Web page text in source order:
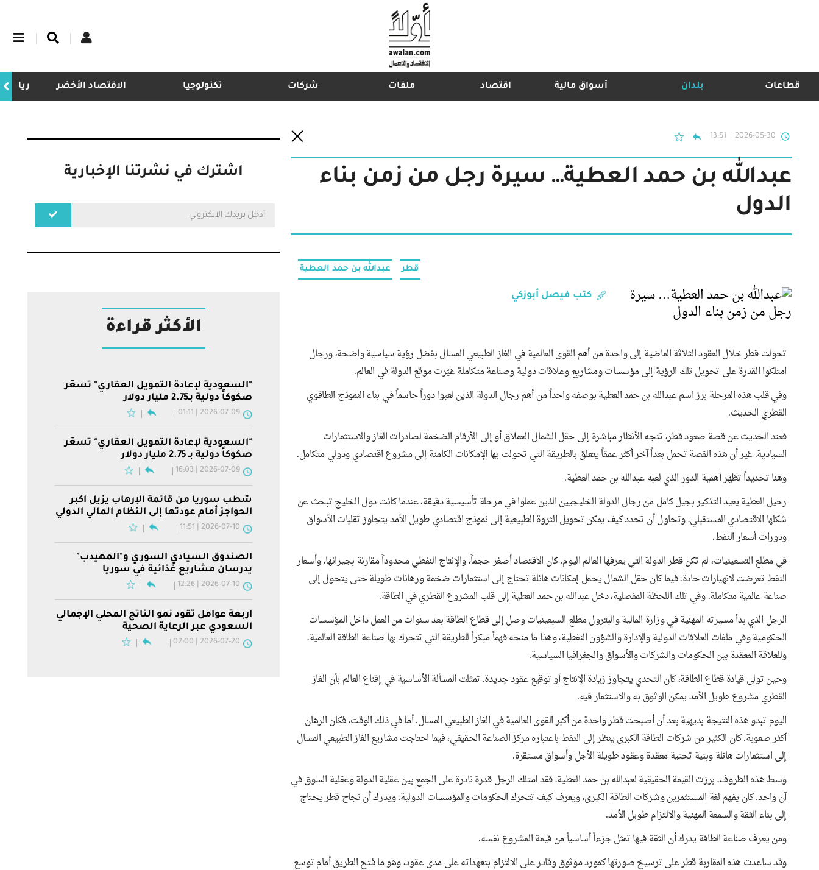
قطاعات بلدان أسواق مالية اقتصاد ملفات شركات تكنولوجيا الاقتصاد الأخضر ريادة
2026-05-30
13:51
عبدالله بن حمد العطية… سيرة رجل من زمن بناء
الدول
قطر عبدالله بن حمد العطية
كتب فيصل أبوزكي
تحولت قطر خلال العقود الثلاثة الماضية إلى واحدة من أهم القوى العالمية في الغاز الطبيعي المسال بفضل رؤية سياسية واضحة، ورجال
امتلكوا القدرة على تحويل تلك الرؤية إلى مؤسسات ومشاريع وعلاقات دولية وصناعة متكاملة غيّرت موقع الدولة في العالم.
وفي قلب هذه المرحلة برز اسم عبدالله بن حمد العطية بوصفه واحداً من أهم رجال الدولة الذين لعبوا دوراً حاسماً في بناء النموذج الطاقوي
القطري الحديث.
فعند الحديث عن قصة صعود قطر، تتجه الأنظار مباشرة إلى حقل الشمال العملاق أو إلى الأرقام الضخمة لصادرات الغاز والاستثمارات
السيادية. غير أن هذه القصة تحمل بعداً آخر أكثر عمقاً يتعلق بالطريقة التي تحولت بها الإمكانات الكامنة إلى مشروع اقتصادي ودولي متكامل.
وهنا تحديداً تظهر أهمية الدور الذي لعبه عبدالله بن حمد العطية.
رحيل العطية يعيد التذكير بجيل كامل من رجال الدولة الخليجيين الذين عملوا في مرحلة تأسيسية دقيقة، عندما كانت دول الخليج تبحث عن
شكلها الاقتصادي المستقبلي، وتحاول أن تحدد كيف يمكن تحويل الثروة الطبيعية إلى نموذج اقتصادي طويل الأمد يتجاوز تقلبات الأسواق
ودورات أسعار النفط.
في مطلع التسعينيات، لم تكن قطر الدولة التي يعرفها العالم اليوم. كان الاقتصاد أصغر حجماً، والإنتاج النفطي محدوداً مقارنة بجيرانها، وأسعار
النفط تعرضت لانهيارات حادة، فيما كان حقل الشمال يحمل إمكانات هائلة تحتاج إلى استثمارات ضخمة ورهانات طويلة حتى يتحول إلى
صناعة عالمية متكاملة. وفي تلك اللحظة المفصلية، دخل عبدالله بن حمد العطية إلى قلب المشروع القطري في الطاقة.
الرجل الذي بدأ مسيرته المهنية في وزارة المالية والبترول مطلع السبعينيات وصل إلى قطاع الطاقة بعد سنوات من العمل داخل المؤسسات
الحكومية وفي ملفات العلاقات الدولية والإدارة والشؤون النفطية، وهذا ما منحه فهماً مبكراً للطريقة التي تتحرك بها صناعة الطاقة العالمية،
وللعلاقة المعقدة بين الحكومات والشركات والأسواق والجغرافيا السياسية.
وحين تولى قيادة قطاع الطاقة، كان التحدي يتجاوز زيادة الإنتاج أو توقيع عقود جديدة. تمثلت المسألة الأساسية في إقناع العالم بأن الغاز
القطري مشروع طويل الأمد يمكن الوثوق به والاستثمار فيه.
اليوم تبدو هذه النتيجة بديهية بعد أن أصبحت قطر واحدة من أكبر القوى العالمية في الغاز الطبيعي المسال. أما في ذلك الوقت، فكان الرهان
أكثر صعوبة. كان الكثير من شركات الطاقة الكبرى ينظر إلى النفط باعتباره مركز الصناعة الحقيقي، فيما احتاجت مشاريع الغاز الطبيعي المسال
إلى استثمارات هائلة وبنية تحتية معقدة وعقود طويلة الأجل وأسواق مستقرة.
وسط هذه الظروف، برزت القيمة الحقيقية لعبدالله بن حمد العطية، فقد امتلك الرجل قدرة نادرة على الجمع بين عقلية الدولة وعقلية السوق في
آن واحد. كان يفهم لغة المستثمرين وشركات الطاقة الكبرى، ويعرف كيف تتحرك الحكومات والمؤسسات الدولية، ويدرك أن نجاح قطر يحتاج
إلى بناء الثقة والسمعة المهنية والالتزام طويل الأمد.
ومن يعرف صناعة الطاقة يدرك أن الثقة فيها تمثل جزءاً أساسياً من قيمة المشروع نفسه.
وقد ساعدت هذه المقاربة قطر على ترسيخ صورتها كمورد موثوق وقادر على الالتزام بتعهداته على مدى عقود، وهو ما فتح الطريق أمام توسع
اشترك في نشرتنا الإخبارية
الأكثر قراءة
"السعودية لإعادة التمويل العقاري" تسعّر
صكوكاً دولية بـ2.75 مليار دولار
2026-07-09 | 01:11
"السعودية لإعادة التمويل العقاري" تسعّر
صكوكاً دولية بـ 2.75 مليار دولار
2026-07-09 | 16:03
شطب سوريا من قائمة الإرهاب يزيل أكبر
الحواجز أمام عودتها إلى النظام المالي الدولي
2026-07-10 | 11:51
الصندوق السيادي السوري و"المهيدب"
يدرسان مشاريع غذائية في سوريا
2026-07-10 | 12:26
أربعة عوامل تقود نمو الناتج المحلي الإجمالي
السعودي عبر الرعاية الصحية
2026-07-20 | 02:00
اشترك في نشرتنا الإخبارية